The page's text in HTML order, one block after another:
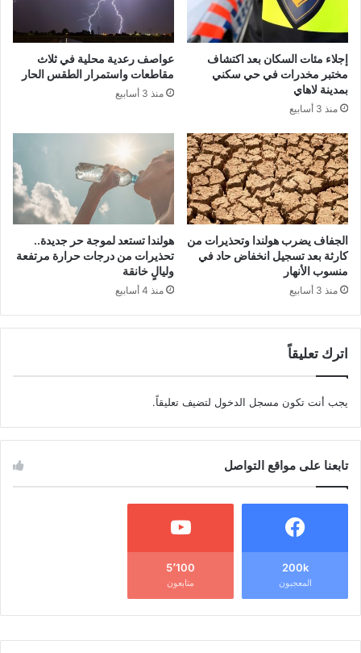
إجلاء مئات السكان بعد اكتشاف
مختبر مخدرات في حي سكني
بمدينة لاهاي
منذ 3 أسابيع
عواصف رعدية محلية في ثلاث
مقاطعات واستمرار الطقس الحار
منذ 3 أسابيع
الجفاف يضرب هولندا وتحذيرات من
كارثة بعد تسجيل انخفاض حاد في
منسوب الأنهار
منذ 3 أسابيع
هولندا تستعد لموجة حر جديدة..
تحذيرات من درجات حرارة مرتفعة
وليالٍ خانقة
منذ 4 أسابيع
اترك تعليقاً
يجب أنت تكون مسجل الدخول لتضيف تعليقاً.
تابعنا على مواقع التواصل
200k
المعجبون
5٬100
متابعون